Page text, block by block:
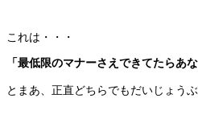
これは・・・
「最低限のマナーさえできてたらあ
とまあ、正直どちらでもだいじょう